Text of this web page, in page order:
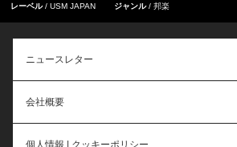
レーベル USM JAPAN ジャンル 邦楽
ニュースレター
会社概要
個人情報 | クッキーポリシー